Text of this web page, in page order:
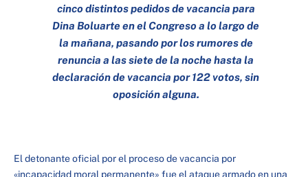
cinco distintos pedidos de vacancia para
Dina Boluarte en el Congreso a lo largo de
la mañana, pasando por los rumores de
renuncia a las siete de la noche hasta la
declaración de vacancia por 122 votos, sin
oposición alguna.
El detonante oficial por el proceso de vacancia por
«incapacidad moral permanente» fue el ataque armado en una